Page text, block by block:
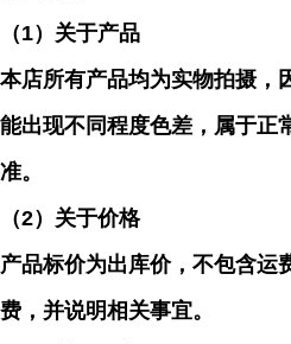
（1）关于产品
本店所有产品均为实物拍摄，
能出现不同程度色差，属于正
准。
（2）关于价格
产品标价为出库价，不包含运
费，并说明相关事宜。